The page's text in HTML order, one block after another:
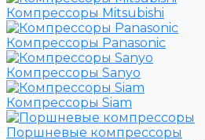
Компрессоры Mitsubishi
Компрессоры Panasonic
Компрессоры Sanyo
Компрессоры Siam
Поршневые компрессоры